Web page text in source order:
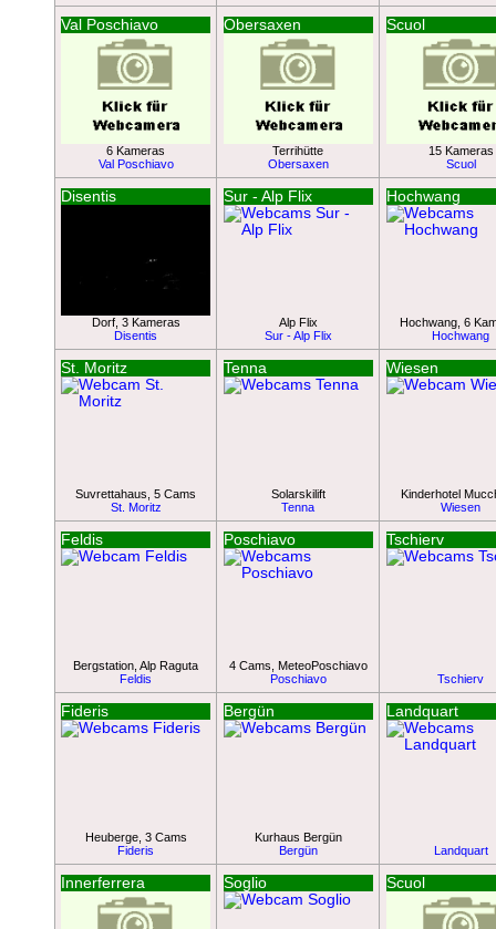
Val Poschiavo
6 Kameras
Val Poschiavo
Obersaxen
Terrihütte
Obersaxen
Scuol
15 Kameras
Scuol
Disentis
Dorf, 3 Kameras
Disentis
Sur - Alp Flix
Alp Flix
Sur - Alp Flix
Hochwang
Hochwang, 6
Hochwang
St. Moritz
Suvrettahaus, 5 Cams
St. Moritz
Tenna
Solarskilift
Tenna
Wiesen
Kinderhotel
Wiesen
Feldis
Bergstation, Alp Raguta
Feldis
Poschiavo
4 Cams, MeteoPoschiavo
Poschiavo
Tschierv
Tschierv
Fideris
Heuberge, 3 Cams
Fideris
Bergün
Kurhaus Bergün
Bergün
Landquart
Landquart
Innerferrera Soglio Scuol